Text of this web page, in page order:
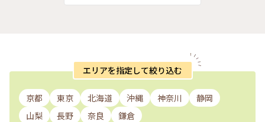
エリアを指定して絞り込む
京都 東京 北海道 沖縄 神奈川
静岡
山梨
長野 奈良 鎌倉